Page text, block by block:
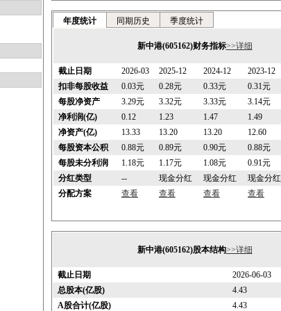
年度统计 同期历史 季度统计
新中港(605162)财务指标>>详细
截止日期 2026-03 2025-12 2024-12 2023-12
扣非每股收益
0.03元 0.28元 0.33元 0.31元
每股净资产
3.29元 3.32元 3.33元 3.14元
净利润(亿)
0.12 1.23 1.47 1.49
净资产(亿)
13.33 13.20 13.20 12.60
每股资本公积
0.88元 0.89元 0.90元 0.88元
每股未分利润
1.18元 1.17元 1.08元 0.91元
分红类型
-- 现金分红 现金分红 现金分红
分配方案
查看 查看 查看 查看
新中港(605162)股本结构>>详细
截止日期
2026-06-03
总股本(亿股)
4.43
A股合计(亿股)
4.43